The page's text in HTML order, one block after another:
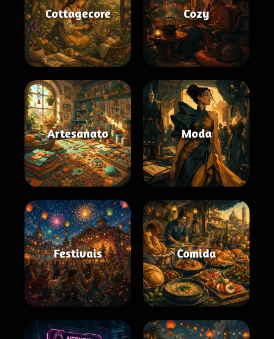
Cottagecore Cozy
Artesanato Moda
Festivais Comida